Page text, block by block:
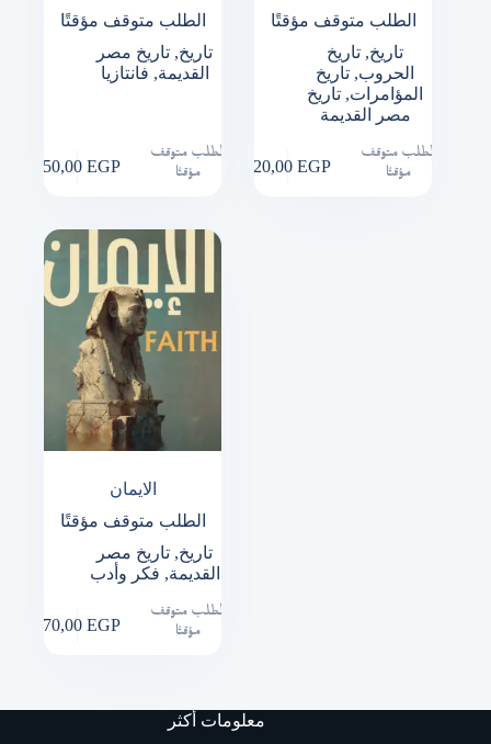
الطلب متوقف مؤقتًا
تاريخ, تاريخ مصر
القديمة, فانتازيا
350,00EGP
الطلب متوقف
مؤقتًا
الطلب متوقف مؤقتًا
تاريخ, تاريخ
الحروب, تاريخ
المؤامرات, تاريخ
مصر القديمة
220,00EGP
الطلب متوقف
مؤقتًا
الايمان
الطلب متوقف مؤقتًا
تاريخ, تاريخ مصر
القديمة, فكر وأدب
170,00EGP
الطلب متوقف
مؤقتًا
معلومات أكثر